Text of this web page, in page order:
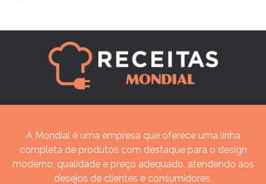
A Mondial é uma empresa que oferece uma linha
completa de produtos com destaque para o design
moderno, qualidade e preço adequado, atendendo aos
desejos de clientes e consumidores.